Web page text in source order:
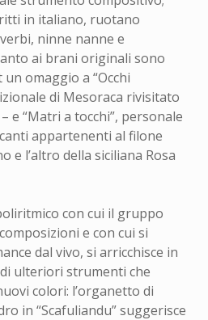
in italiano, ruotano
ninne nanne e
ai brani originali sono
omaggio a “Occhi
di Mesoraca rivisitato
e “Matri a tocchi”, personale
appartenenti al filone
e l’altro della siciliana Rosa
con cui il gruppo
e con cui si
dal vivo, si arricchisce in
ulteriori strumenti che
colori: l’organetto di
in “Scafuliandu” suggerisce